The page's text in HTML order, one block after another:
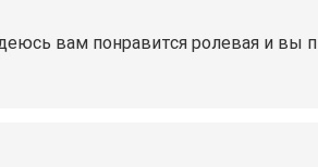
вам понравится ролевая и вы п